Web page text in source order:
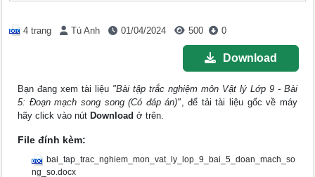
4 trang Tú Anh 01/04/2024 500 0
Download
Bạn đang xem tài liệu "Bài tập trắc nghiệm môn Vật lý Lớp 9 - Bài
5: Đoạn mạch song song (Có đáp án)", để tải tài liệu gốc về máy
hãy click vào nút Download ở trên.
File đính kèm:
bai_tap_trac_nghiem_mon_vat_ly_lop_9_bai_5_doan_mach_so
ng_so.docx